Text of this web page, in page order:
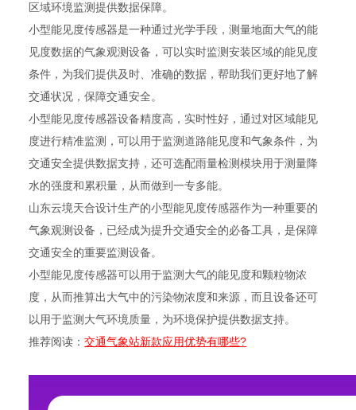
区域环境监测提供数据保障。
小型能见度传感器是一种通过光学手段，测量地面大气的能
见度数据的气象观测设备，可以实时监测安装区域的能见度
条件，为我们提供及时、准确的数据，帮助我们更好地了解
交通状况，保障交通安全。
小型能见度传感器设备精度高，实时性好，通过对区域能见
度进行精准监测，可以用于监测道路能见度和气象条件，为
交通安全提供数据支持，还可选配雨量检测模块用于测量降
水的强度和累积量，从而做到一专多能。
山东云境天合设计生产的小型能见度传感器作为一种重要的
气象观测设备，已经成为提升交通安全的必备工具，是保障
交通安全的重要监测设备。
小型能见度传感器可以用于监测大气的能见度和颗粒物浓
度，从而推算出大气中的污染物浓度和来源，而且设备还可
以用于监测大气环境质量，为环境保护提供数据支持。
推荐阅读：交通气象站新款应用优势有哪些?